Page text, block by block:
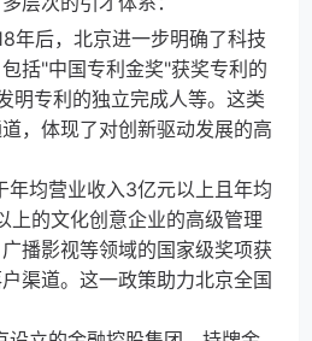
年后，北京进一步明确了科技
括"中国专利金奖"获奖专利的
明专利的独立完成人等。这类
，体现了对创新驱动发展的高
年均营业收入3亿元以上且年均
的文化创意企业的高级管理
播影视等领域的国家级奖项获
渠道。这一政策助力北京全国